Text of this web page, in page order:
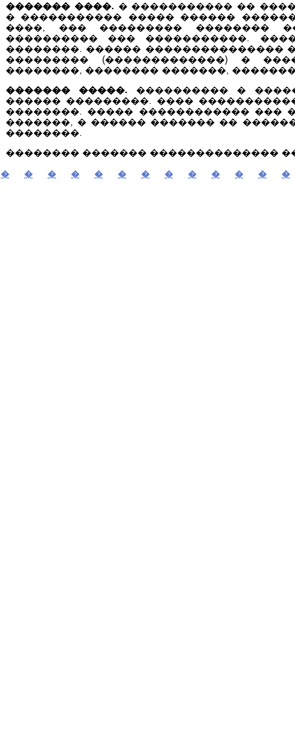
������� ����. � ����������� ��
� ����������� ����� ������
����, ��� ��������� ��������
���������� ��� �����������.
��������. ������ ���������������
��������� (�������������) �
��������, �������� �������,
������� �����. ���������� �
������ ���������. ����
��������. ����� ������������ ���
�������, � ������ ������� ��
��������.
�������� ������� ��������������
� � � � � � � � � � � � �